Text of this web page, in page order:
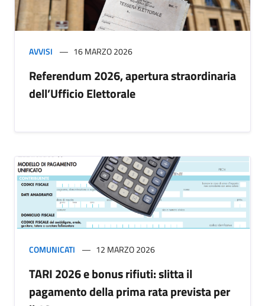
AVVISI 16 MARZO 2026
Referendum 2026, apertura straordinaria
dell’Ufficio Elettorale
COMUNICATI 12 MARZO 2026
TARI 2026 e bonus rifiuti: slitta il
pagamento della prima rata prevista per